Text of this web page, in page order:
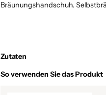
Bräunungshandschuh.
Zutaten
So verwenden Sie das Produkt